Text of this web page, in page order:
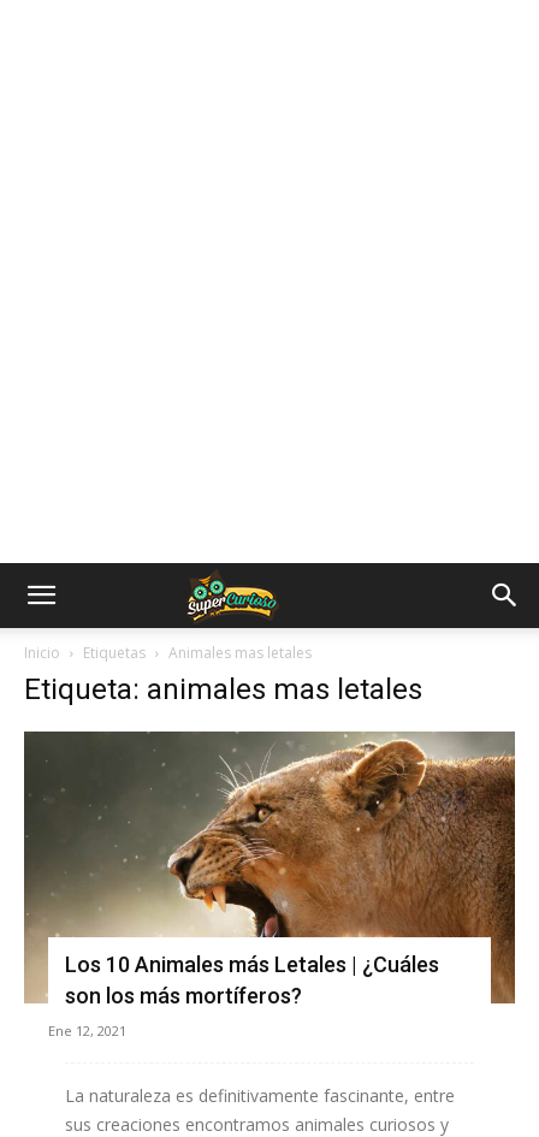
Inicio Etiquetas Animales mas letales
Etiqueta: animales mas letales
Los 10 Animales más Letales | ¿Cuáles
son los más mortíferos?
Ene 12, 2021
La naturaleza es definitivamente fascinante, entre
sus creaciones encontramos animales curiosos y